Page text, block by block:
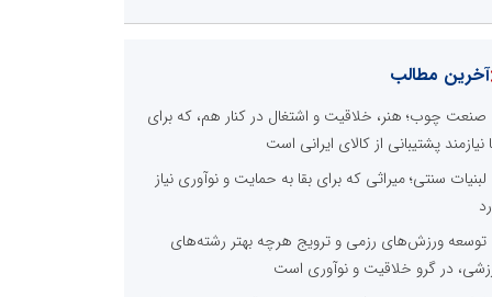
آخرین مطالب
صنعت چوب؛ هنر، خلاقیت و اشتغال در کنار هم، که برای
نیازمند پشتیبانی از کالای ایرانی است
لبنیات سنتی؛ میراثی که برای بقا به حمایت و نوآوری نیاز
توسعه ورزش‌های رزمی و ترویج هرچه بهتر رشته‌های
در گرو خلاقیت و نوآوری است